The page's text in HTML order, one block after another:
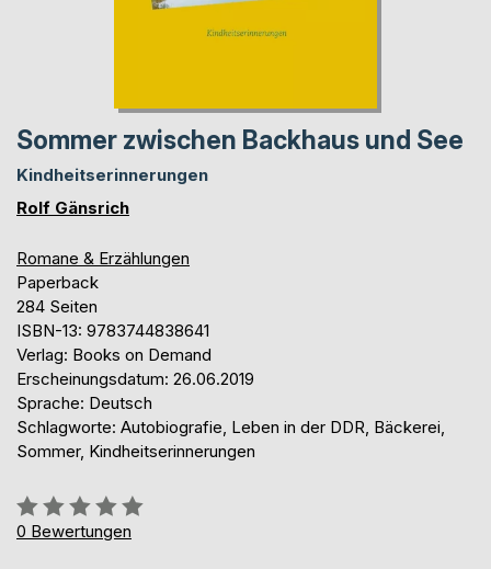
Sommer zwischen Backhaus und See
Kindheitserinnerungen
Rolf Gänsrich
Romane & Erzählungen
Paperback
284 Seiten
ISBN-13: 9783744838641
Verlag: Books on Demand
Erscheinungsdatum: 26.06.2019
Sprache: Deutsch
Schlagworte: Autobiografie, Leben in der DDR, Bäckerei,
Sommer, Kindheitserinnerungen
Bewertung::
0%
0 Bewertungen